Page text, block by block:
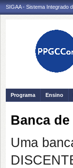
SIGAA - Sistema Integrado
Programa Ensino
Banca
Uma